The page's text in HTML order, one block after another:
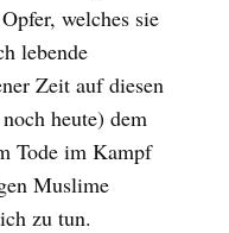
welches sie
lebende
Zeit auf diesen
heute) dem
Tode im Kampf
Muslime
zu tun.